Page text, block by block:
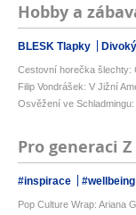
Hobby a
BLESK Tlapky
Cestovní horečka šlechty:
Filip Vondrášek: V Jižní
Osvěžení ve Schladmingu:
Pro generaci Z
#inspirace #wellbeing
Pop Culture Wrap: Ariana